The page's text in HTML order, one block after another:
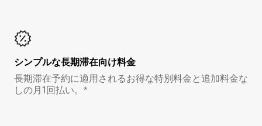
シンプルな長期滞在向け料金
長期滞在予約に適用されるお得な特別料金と追加料金な
しの月1回払い。*